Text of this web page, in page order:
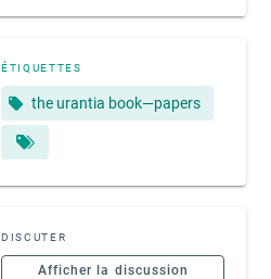
ÉTIQUETTES
the urantia book—papers
DISCUTER
Afficher la discussion